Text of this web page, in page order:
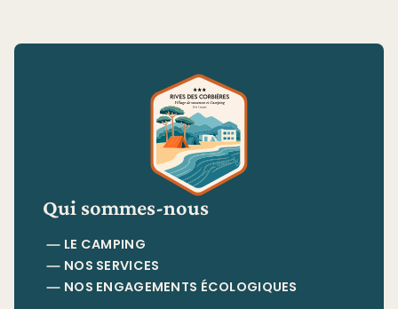
Qui sommes-nous
LE CAMPING
NOS SERVICES
NOS ENGAGEMENTS ÉCOLOGIQUES